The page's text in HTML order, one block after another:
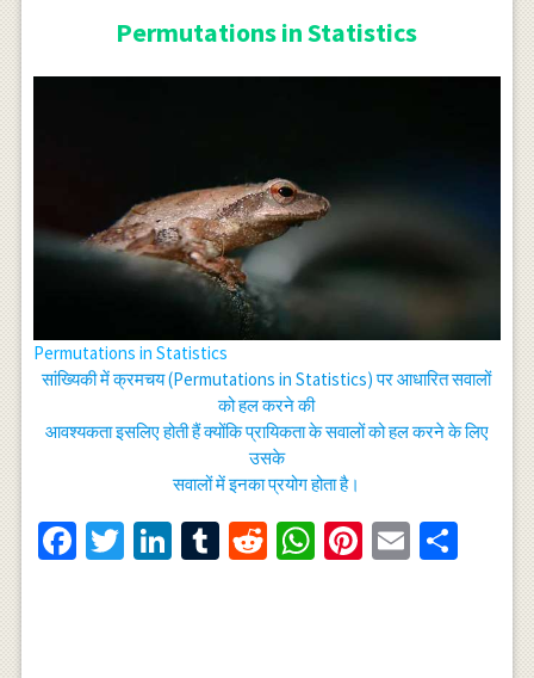
Permutations in Statistics
Permutations in Statistics
सांख्यिकी में क्रमचय (Permutations in Statistics) पर आधारित सवालों
को हल करने की
आवश्यकता इसलिए होती हैं क्योंकि प्रायिकता के सवालों को हल करने के लिए
उसके
सवालों में इनका प्रयोग होता है।
Facebook
Twitter
LinkedIn
Tumblr
RedditWhatsApp
Pinterest
Email